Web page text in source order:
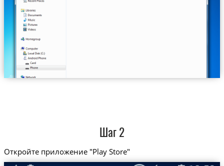
Шаг 2
Откройте приложение "Play Store"